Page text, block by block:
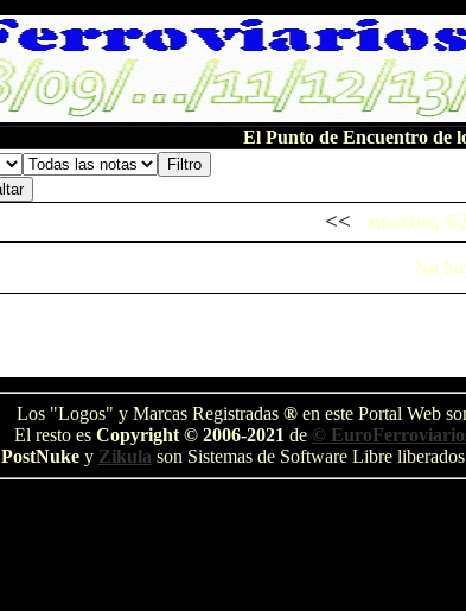
El Punto de Encuentro de
<< martes,
No
Los "Logos" y Marcas Registradas ®en este Portal Web
El resto es Copyright © 2006-2021 de ©
PostNukey Zikula son Sistemas de Software Libre